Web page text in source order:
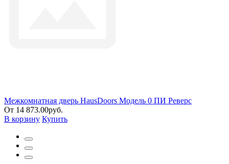
Межкомнатная дверь HausDoors Модель 0 ПИ Реверс
От 14 873.00руб.
В корзину Купить